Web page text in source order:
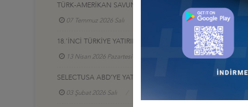
TÜRK-AMERİKAN SAVUNMA SANAYİ SEKTÖRLERİNE
07 Temmuz 2026 Salı Türkiye - ABD İş Konseyi
18.'İNCİ TÜRKİYE YATIRIM KONFERANSI, NEW YORK'RA
13 Nisan 2026 Pazartesi Türkiye - ABD İş Konseyi
SELECTUSA ABD’YE YATIRIM TURU PROGRAMINININ İLK
03 Şubat 2026 Salı